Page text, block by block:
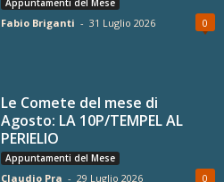
Fabio Briganti - 31 Luglio 2026 0
Le Comete del mese di
Agosto: LA 10P/TEMPEL AL
PERIELIO
Appuntamenti del Mese
Claudio Pra - 29 Luglio 2026 0